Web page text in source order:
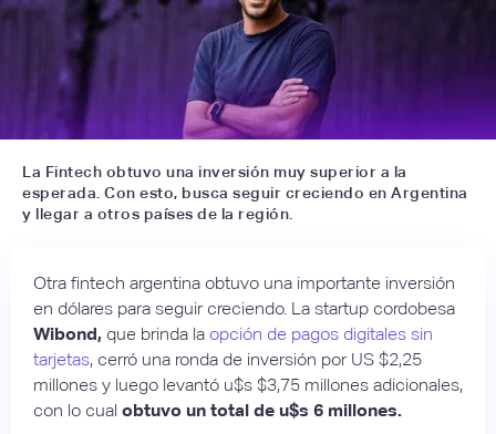
La Fintech obtuvo una inversión muy superior a la
esperada. Con esto, busca seguir creciendo en Argentina
y llegar a otros países de la región.
Otra fintech argentina obtuvo una importante inversión
en dólares para seguir creciendo. La startup cordobesa
Wibond, que brinda la opción de pagos digitales sin
tarjetas, cerró una ronda de inversión por US $2,25
millones y luego levantó u$s $3,75 millones adicionales,
con lo cual obtuvo un total de u$s 6 millones.